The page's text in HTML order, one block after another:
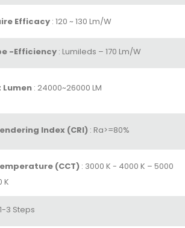
Efficacy: 120 ~ 130 Lm/W
-Efficiency: Lumileds – 170 Lm/W
: 24000~26000 LM
Index (CRI): Ra>=80%
(CCT): 3000 K - 4000 K – 5000
K
3 Steps